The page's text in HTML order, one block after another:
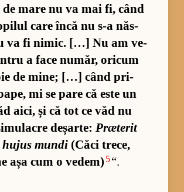
de mare nu va mai fi, când
care încă nu s-a năs­
va fi ni­mic. […] Nu am ve­
a face nu­măr, ori­cum
de mi­ne; […] când pri­
mi se pare că este un
ai­ci, și că tot ce văd nu
de­șar­te: Præte­rit
mundi (Căci tre­ce,
așa cum o ve­dem) 5“.